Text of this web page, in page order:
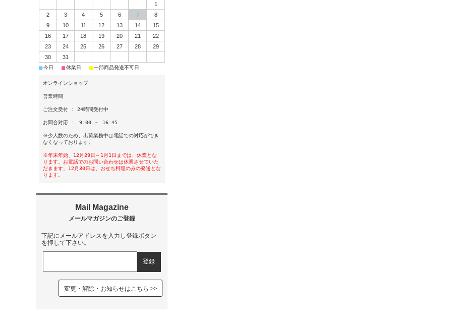
1
2
3 4 5 6 7
8
9
10 11 12 13 14
15
16
17 18 19 20 21
22
23
24 25 26 27 28
29
30
31
■今日 ■休業日 ■一部商品発送不可日
オンラインショップ
営業時間
ご注文受付 : 24時間受付中
お問合対応 : 9:00 ～ 16:45
※少人数のため、出荷業務中は電話での対応ができ
なくなっております。
※年末年始、12月29日～1月1日までは、休業とな
ります。お電話でのお問い合わせは休業させていた
だきます。12月30日は、おせち料理のみの発送とな
ります。
下記にメールアドレスを入力し登録ボタン
を押して下さい。
変更・解除・お知らせはこちら